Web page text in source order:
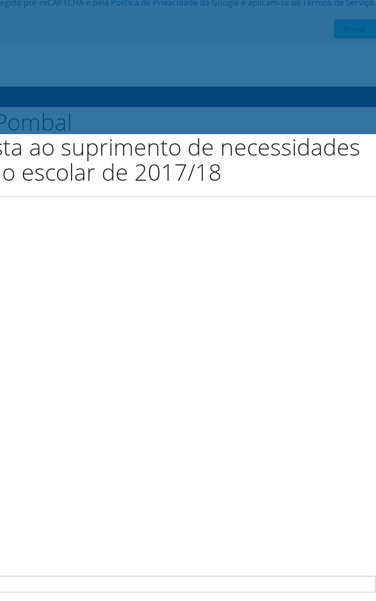
por reCAPTCHA e pela Política de Privacidade da Google e aplicam-se os Termos de Serviço.
ao suprimento de necessidades
escolar de 2017/18